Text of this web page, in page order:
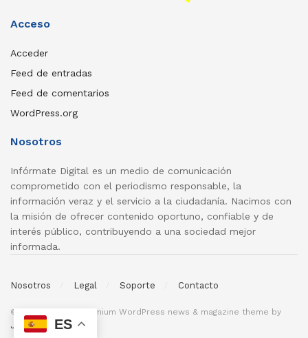
Acceso
Acceder
Feed de entradas
Feed de comentarios
WordPress.org
Nosotros
Infórmate Digital es un medio de comunicación
comprometido con el periodismo responsable, la
información veraz y el servicio a la ciudadanía. Nacimos con
la misión de ofrecer contenido oportuno, confiable y de
interés público, contribuyendo a una sociedad mejor
informada.
Nosotros Legal Soporte Contacto
© 2026
- Premium WordPress news & magazine theme by
Jegtheme
ES